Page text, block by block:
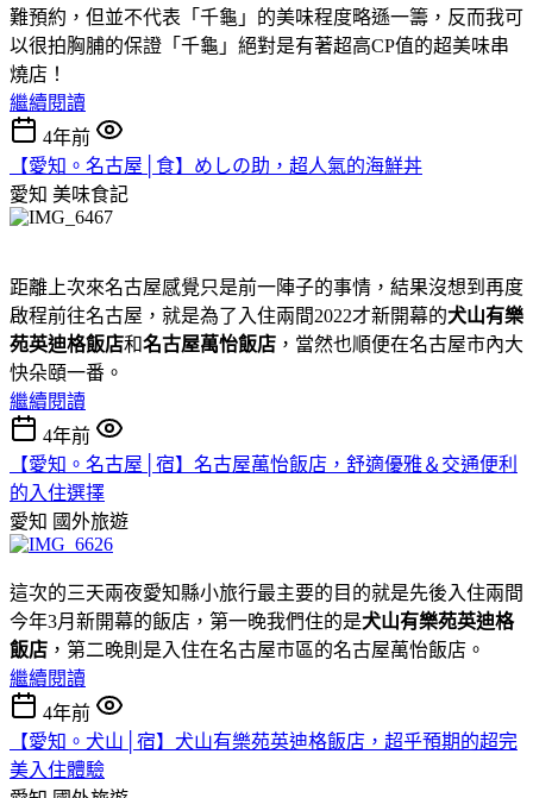
難預約，但並不代表「千龜」的美味程度略遜一籌，反而我可
以很拍胸脯的保證「千龜」絕對是有著超高CP值的超美味串
燒店！
繼續閱讀
4年前
【愛知。名古屋│食】めしの助，超人氣的海鮮丼
愛知 美味食記
距離上次來名古屋感覺只是前一陣子的事情，結果沒想到再度
啟程前往名古屋，就是為了入住兩間2022才新開幕的犬山有樂
苑英迪格飯店和名古屋萬怡飯店 ，當然也順便在名古屋市內大
快朵頤一番。
繼續閱讀
4年前
【愛知。名古屋│宿】名古屋萬怡飯店，舒適優雅＆交通便利
的入住選擇
愛知 國外旅遊
這次的三天兩夜愛知縣小旅行最主要的目的就是先後入住兩間
今年3月新開幕的飯店，第一晚我們住的是犬山有樂苑英迪格
飯店 ，第二晚則是入住在名古屋市區的名古屋萬怡飯店。
繼續閱讀
4年前
【愛知。犬山│宿】犬山有樂苑英迪格飯店，超乎預期的超完
美入住體驗